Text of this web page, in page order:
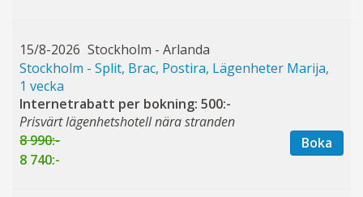
15/8-2026 Stockholm - Arlanda
Stockholm - Split, Brac, Postira, Lägenheter Marija,
1 vecka
Internetrabatt per bokning: 500:-
Prisvärt lägenhetshotell nära stranden
8 990:-
8 740:-
Boka